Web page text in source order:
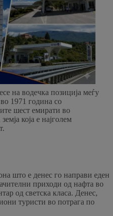
на водечка позиција меѓу
1971 година со
шест емирати во
која е најголем
што е денес го направи еден
приходи од нафта во
од светска класа. Денес,
туристи во потрага по